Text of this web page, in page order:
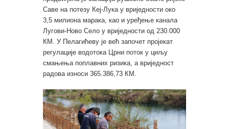
Саве на потезу Кеј-Лука у вриједности око
3,5 милиона марака, као и уређење канала
Лугови-Ново Село у вриједности од 230.000
КМ. У Пелагићеву је већ започет пројекат
регулације водотока Црни поток у циљу
смањења поплавних ризика, а вриједност
радова износи 365.386,73 КМ.